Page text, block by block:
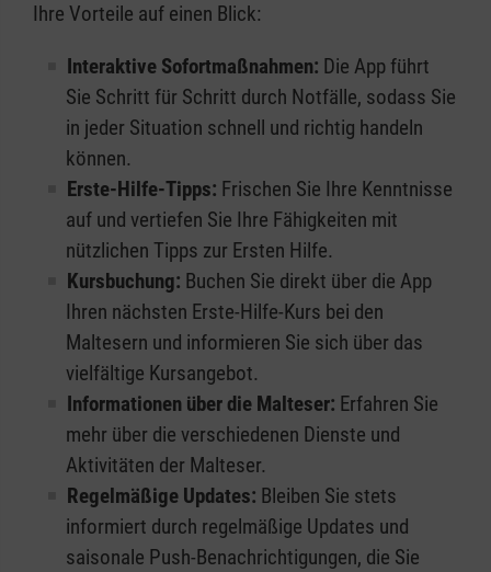
Ihre Vorteile auf einen Blick:
Interaktive Sofortmaßnahmen: Die App führt
Sie Schritt für Schritt durch Notfälle, sodass Sie
in jeder Situation schnell und richtig handeln
können.
Erste-Hilfe-Tipps: Frischen Sie Ihre Kenntnisse
auf und vertiefen Sie Ihre Fähigkeiten mit
nützlichen Tipps zur Ersten Hilfe.
Kursbuchung: Buchen Sie direkt über die App
Ihren nächsten Erste-Hilfe-Kurs bei den
Maltesern und informieren Sie sich über das
vielfältige Kursangebot.
Informationen über die Malteser: Erfahren Sie
mehr über die verschiedenen Dienste und
Aktivitäten der Malteser.
Regelmäßige Updates: Bleiben Sie stets
informiert durch regelmäßige Updates und
saisonale Push-Benachrichtigungen, die Sie